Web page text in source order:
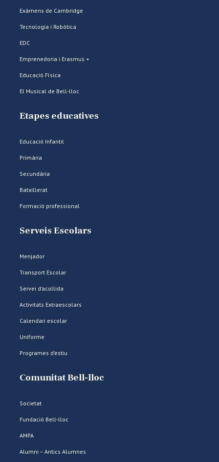
Exàmens de Cambridge
Tecnologia i Robòtica
EDC
Emprenedoria i Erasmus +
Educació Física
El Musical de Bell-lloc
Etapes educatives
Educació Infantil
Primària
Secundària
Batxillerat
Formació professional
Serveis Escolars
Menjador
Transport Escolar
Servei d’acollida
Activitats Extraescolars
Calendari escolar
Uniforme
Programes d’estiu
Comunitat Bell-lloc
Societat
Fundació Bell-lloc
AMPA
Alumni – Antics Alumnes